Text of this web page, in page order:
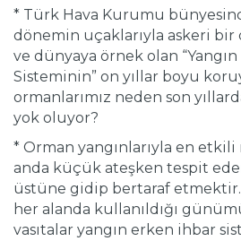
* Türk Hava Kurumu
dönemin uçaklarıyla askeri
ve dünyaya örnek olan
Sisteminin” on yıllar boyu
ormanlarımız neden son
yok oluyor?
* Orman yangınlarıyla en etkili
anda küçük ateşken tespit
üstüne gidip bertaraf
her alanda kullanıldığı
vasıtalar yangın erken ihbar